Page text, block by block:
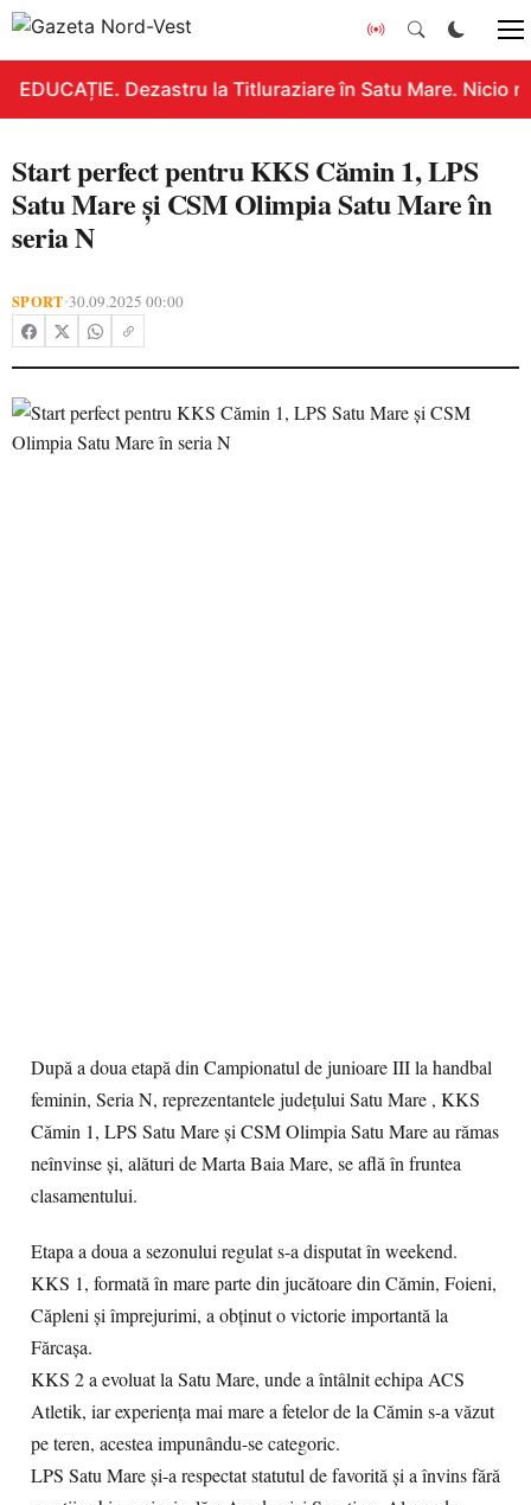
EDUCAȚIE. Dezastru la Titluraziare în Satu Mare. Nicio
Start perfect pentru KKS Cămin 1, LPS
Satu Mare și CSM Olimpia Satu Mare în
seria N
SPORT•30.09.2025 00:00
După a doua etapă din Campionatul de junioare III la handbal
feminin, Seria N, reprezentantele județului Satu Mare , KKS
Cămin 1, LPS Satu Mare și CSM Olimpia Satu Mare au rămas
neînvinse și, alături de Marta Baia Mare, se află în fruntea
clasamentului.
Etapa a doua a sezonului regulat s-a disputat în weekend.
KKS 1, formată în mare parte din jucătoare din Cămin, Foieni,
Căpleni și împrejurimi, a obținut o victorie importantă la
Fărcașa.
KKS 2 a evoluat la Satu Mare, unde a întâlnit echipa ACS
Atletik, iar experiența mai mare a fetelor de la Cămin s-a văzut
pe teren, acestea impunându-se categoric.
LPS Satu Mare și-a respectat statutul de favorită și a învins fără